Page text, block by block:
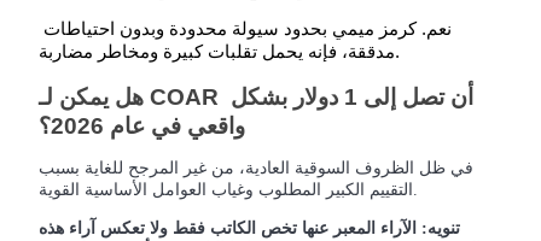
New Listing Futures Fest
Trade New Futures, Win 200,000 USDT
Crypto World Cup 2026: Grand Finale
77,777+3k Rewards
مدققة، فإنه يحمل تقلبات كبيرة ومخاطر مضاربة.
هل يمكن لـ COAR أن تصل إلى 1 دولار بشكل
واقعي في عام 2026؟
في ظل الظروف السوقية العادية، من غير المرجح للغاية بسبب
تنويه: الآراء المعبر عنها تخص الكاتب فقط ولا تعكس آراء هذه